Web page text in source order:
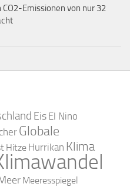
Emissionen von nur 32
Eis El Nino
Globale
Hitze Hurrikan Klima
Meeresspiegel